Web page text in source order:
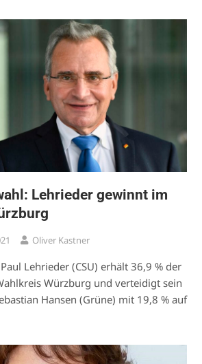
Lehrieder gewinnt im
Oliver Kastner
Lehrieder (CSU) erhält 36,9 % der
Würzburg und verteidigt sein
Hansen (Grüne) mit 19,8 % auf